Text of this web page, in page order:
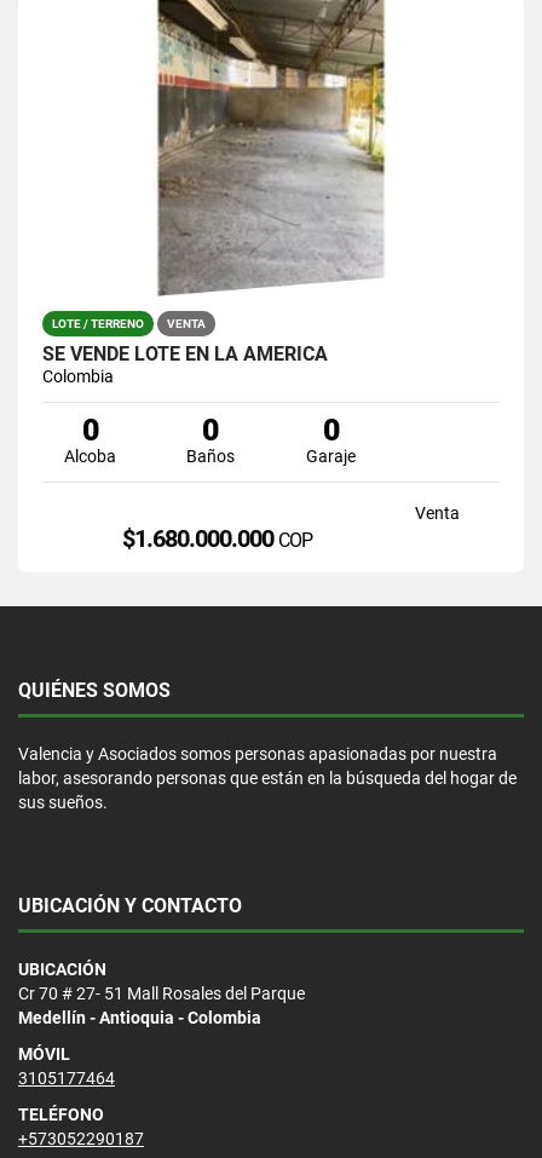
LOTE / TERRENO VENTA
SE VENDE LOTE EN LA AMERICA
Colombia
0
Alcoba
0
Baños
0
Garaje
Venta
$1.680.000.000 COP
QUIÉNES SOMOS
Valencia y Asociados somos personas apasionadas por nuestra
labor, asesorando personas que están en la búsqueda del hogar de
sus sueños.
UBICACIÓN Y CONTACTO
UBICACIÓN
Cr 70 # 27- 51 Mall Rosales del Parque
Medellín - Antioquia - Colombia
MÓVIL
3105177464
TELÉFONO
+573052290187